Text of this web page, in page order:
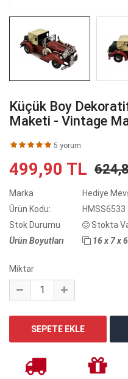
Küçük Boy
Maketi - Vintage
5 yorum
499,90 TL
Marka
Hediye
Ürün Kodu:
HMSS6533
Stok Durumu
Stokta
Ürün Boyutları
16 x 7 x
Miktar